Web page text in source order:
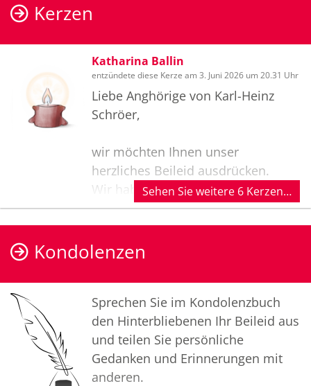
Kerzen
Katharina Ballin
entzündete diese Kerze am 3. Juni 2026 um 20.31 Uhr
Liebe Anghörige von Karl-Heinz
Schröer,
wir möchten Ihnen unser
herzliches Beileid ausdrücken.
Wir haben Herrn Schröer als
kompetenten, verbindlichen Lehrer,
Kollegen und Menschen in
Erinnerung. Katharina denkt gerne
an die samstägliche Tanz-AG der
KGS in der 5. Stunde zurück.
Mit guten Wünschen
Dr. Gerd Erdmann, Dr. Alexander
Erdmann und Katharina Ballin, geb.
Erdmann
Sehen Sie weitere 6 Kerzen…
Kondolenzen
Sprechen Sie im Kondolenzbuch
den Hinterbliebenen Ihr Beileid aus
und teilen Sie persönliche
Gedanken und Erinnerungen mit
anderen.